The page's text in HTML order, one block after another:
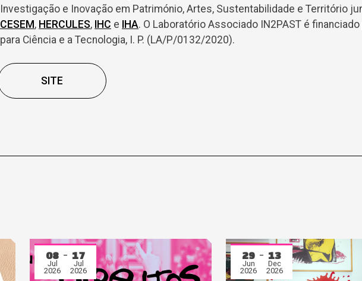
Investigação e Inovação em Património, Artes, Sustentabilidade e Território
CESEM, HERCULES, IHC e IHA. O Laboratório Associado IN2PAST é
para Ciência e a Tecnologia, I. P. (LA/P/0132/2020).
SITE
08
Jul
2026
17
Jul
2026
29
Jun
2026
13
Dec
2026